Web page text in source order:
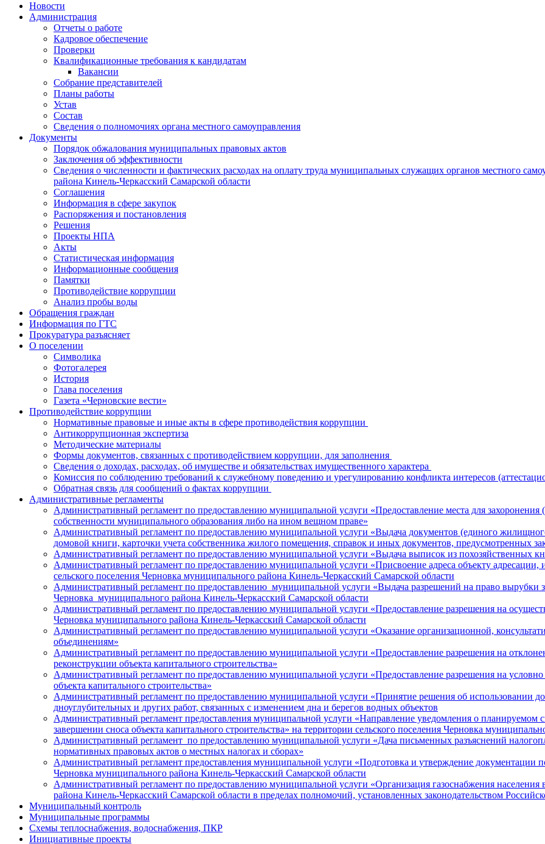
Новости
Администрация
Отчеты о работе
Кадровое обеспечение
Проверки
Квалификационные требования к кандидатам
Вакансии
Собрание представителей
Планы работы
Устав
Состав
Сведения о полномочиях органа местного самоуправления
Документы
Порядок обжалования муниципальных правовых актов
Заключения об эффективности
Сведения о численности и фактических расходах на оплату труда муниципальных служащих органов местного
района Кинель-Черкасский Самарской области
Соглашения
Информация в сфере закупок
Распоряжения и постановления
Решения
Проекты НПА
Акты
Статистическая информация
Информационные сообщения
Памятки
Противодействие коррупции
Анализ пробы воды
Обращения граждан
Информация по ГТС
Прокуратура разъясняет
О поселении
Символика
Фотогалерея
История
Глава поселения
Газета «Черновские вести»
Противодействие коррупции
Нормативные правовые и иные акты в сфере противодействия коррупции
Антикоррупционная экспертиза
Методические материалы
Формы документов, связанных с противодействием коррупции, для заполнения
Сведения о доходах, расходах, об имуществе и обязательствах имущественного характера
Комиссия по соблюдению требований к служебному поведению и урегулированию конфликта интересов
Обратная связь для сообщений о фактах коррупции
Административные регламенты
Административный регламент по предоставлению муниципальной услуги «Предоставление места для
собственности муниципального образования либо на ином вещном праве»
Административный регламент по предоставлению муниципальной услуги «Выдача документов (единого
домовой книги, карточки учета собственника жилого помещения, справок и иных документов, предусмотренных
Административный регламент по предоставлению муниципальной услуги «Выдача выписок из похозяйственных
Административный регламент по предоставлению муниципальной услуги «Присвоение адреса объекту адресации,
сельского поселения Черновка муниципального района Кинель-Черкасский Самарской области
Административный регламент по предоставлению муниципальной услуги «Выдача разрешений на право вырубки
Черновка муниципального района Кинель-Черкасский Самарской области
Административный регламент по предоставлению муниципальной услуги «Предоставление разрешения на
Черновка муниципального района Кинель-Черкасский Самарской области
Административный регламент по предоставлению муниципальной услуги «Оказание организационной,
объединениям»
Административный регламент по предоставлению муниципальной услуги «Предоставление разрешения на
реконструкции объекта капитального строительства»
Административный регламент по предоставлению муниципальной услуги «Предоставление разрешения на
объекта капитального строительства»
Административный регламент по предоставлению муниципальной услуги «Принятие решения об использовании
дноуглубительных и других работ, связанных с изменением дна и берегов водных объектов
Административный регламент предоставления муниципальной услуги «Направление уведомления о планируемом
завершении сноса объекта капитального строительства» на территории сельского поселения Черновка
Административный регламент по предоставлению муниципальной услуги «Дача письменных разъяснений
нормативных правовых актов о местных налогах и сборах»
Административный регламент предоставления муниципальной услуги «Подготовка и утверждение документации
Черновка муниципального района Кинель-Черкасский Самарской области
Административный регламент по предоставлению муниципальной услуги «Организация газоснабжения населения
района Кинель-Черкасский Самарской области в пределах полномочий, установленных законодательством
Муниципальный контроль
Муниципальные программы
Схемы теплоснабжения, водоснабжения, ПКР
Инициативные проекты